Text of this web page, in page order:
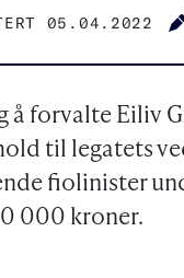
05.04.2022
å forvalte Eiliv
til legatets
fiolinister
000 kroner.